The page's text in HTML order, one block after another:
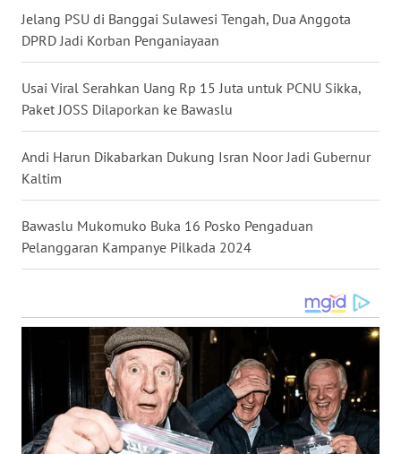
Jelang PSU di Banggai Sulawesi Tengah, Dua Anggota
DPRD Jadi Korban Penganiayaan
Usai Viral Serahkan Uang Rp 15 Juta untuk PCNU Sikka,
Paket JOSS Dilaporkan ke Bawaslu
Andi Harun Dikabarkan Dukung Isran Noor Jadi Gubernur
Kaltim
Bawaslu Mukomuko Buka 16 Posko Pengaduan
Pelanggaran Kampanye Pilkada 2024
KALBAR
KALTENG
KALTARA
WN
KALSEL
WN
WN
GORONTALO